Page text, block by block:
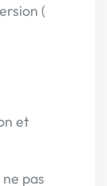
(
et
pas